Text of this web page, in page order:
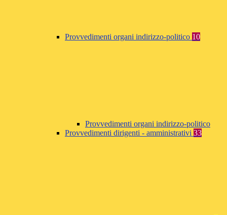
Provvedimenti organi indirizzo-politico 10
Provvedimenti organi indirizzo-politico
Provvedimenti dirigenti - amministrativi 33